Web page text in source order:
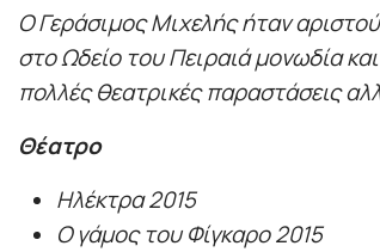
Ο Γεράσιμος Μιχελής ήταν
στο Ωδείο του Πειραιά μονωδία
πολλές θεατρικές παραστάσεις
Θέατρο
Ηλέκτρα 2015
Ο γάμος του Φίγκαρο 2015